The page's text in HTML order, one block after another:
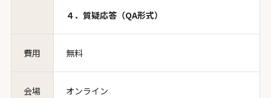
４．質疑応答（QA形式）
費用 無料
会場 オンライン